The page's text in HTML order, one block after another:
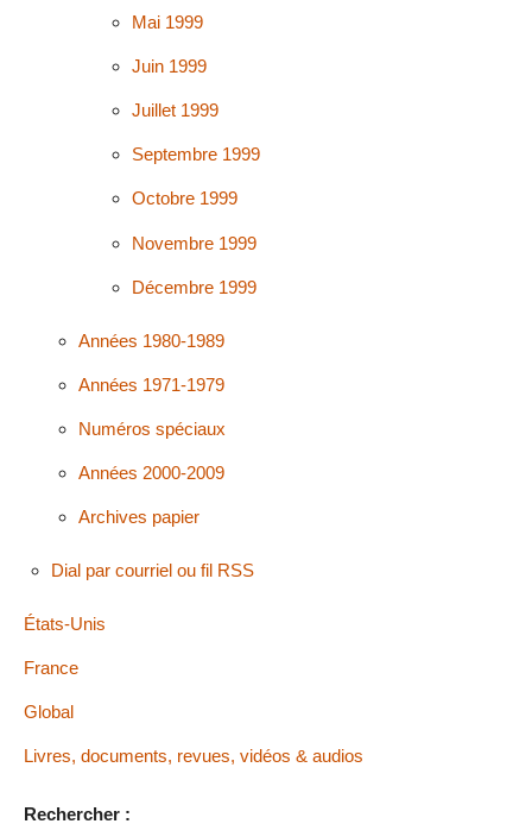
Mai 1999
Juin 1999
Juillet 1999
Septembre 1999
Octobre 1999
Novembre 1999
Décembre 1999
Années 1980-1989
Années 1971-1979
Numéros spéciaux
Années 2000-2009
Archives papier
Dial par courriel ou fil RSS
États-Unis
France
Global
Livres, documents, revues, vidéos & audios
Rechercher :